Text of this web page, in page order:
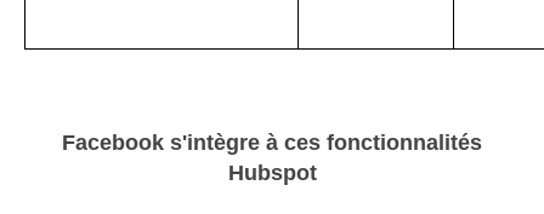
Facebook s'intègre à ces fonctionnalités
Hubspot